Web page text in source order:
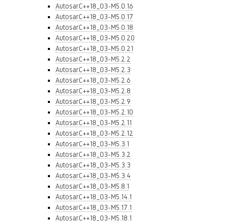
AutosarC++18_03-M5.0.16
AutosarC++18_03-M5.0.17
AutosarC++18_03-M5.0.18
AutosarC++18_03-M5.0.20
AutosarC++18_03-M5.0.21
AutosarC++18_03-M5.2.2
AutosarC++18_03-M5.2.3
AutosarC++18_03-M5.2.6
AutosarC++18_03-M5.2.8
AutosarC++18_03-M5.2.9
AutosarC++18_03-M5.2.10
AutosarC++18_03-M5.2.11
AutosarC++18_03-M5.2.12
AutosarC++18_03-M5.3.1
AutosarC++18_03-M5.3.2
AutosarC++18_03-M5.3.3
AutosarC++18_03-M5.3.4
AutosarC++18_03-M5.8.1
AutosarC++18_03-M5.14.1
AutosarC++18_03-M5.17.1
AutosarC++18_03-M5.18.1